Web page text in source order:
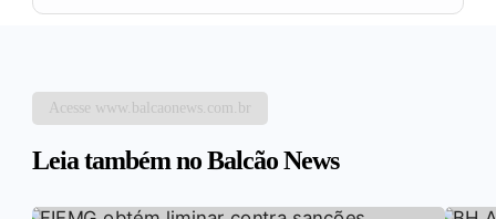
Acesse www.balcaonews.com.br
Leia também no Balcão News